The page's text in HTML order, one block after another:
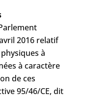
2016 relatif
à
à caractère
de ces
95/46/CE, dit